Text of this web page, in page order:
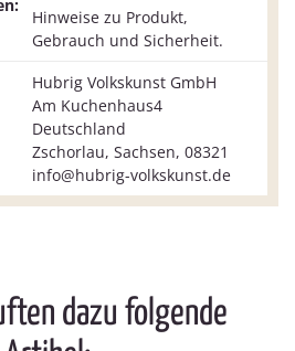
Hinweise zu Produkt,
Gebrauch und Sicherheit.
Hubrig Volkskunst GmbH
Am Kuchenhaus4
Deutschland
Zschorlau, Sachsen, 08321
info@hubrig-volkskunst.de
dazu folgende